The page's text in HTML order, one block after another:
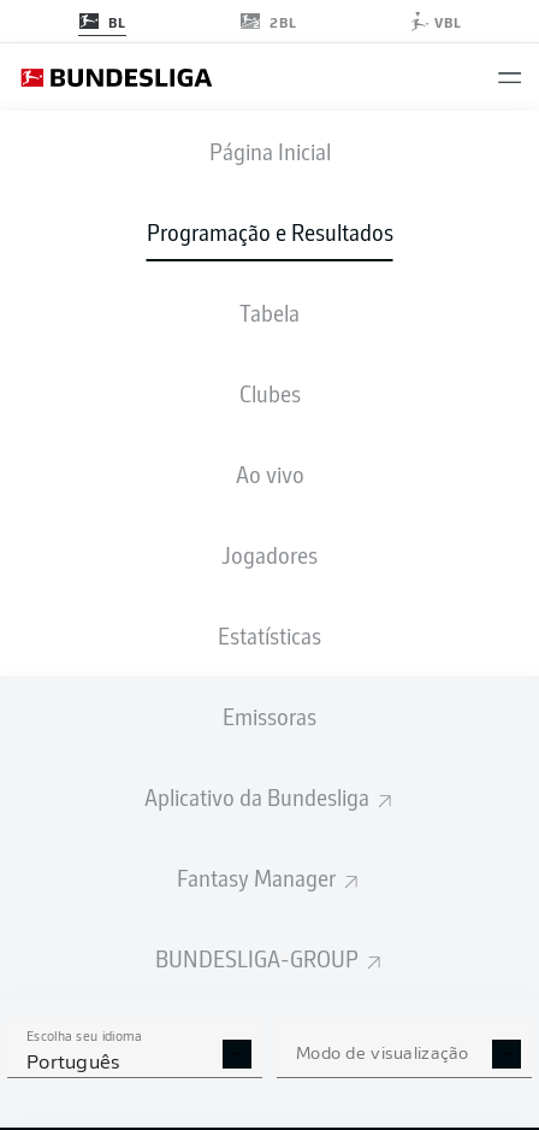
BL 2BL VBL
Página Inicial
Programação e Resultados
Tabela
Clubes
Ao vivo
Jogadores
Estatísticas
Emissoras
Aplicativo da Bundesliga
Fantasy Manager
BUNDESLIGA-GROUP
Escolha seu idioma
Português Modo de visualização
RBL KOE
3 1
ESCALAÇÕES
487 486
80 % Precisão 82 %